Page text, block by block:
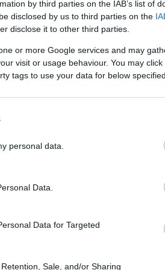
by third parties on the IAB’s list of
disclosed by us to third parties on the
disclose it to other third parties.
or more Google services and may
visit or usage behaviour. You may
tags to use your data for below
personal data.
Data.
Data for Targeted
Sale, and/or Sharing
pdf
Che si tratti di
a contenuti di qualità
articolo esplorerà i
pdf, rendendo il